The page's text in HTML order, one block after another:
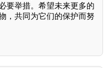
要举措。希望未来更多的
，共同为它们的保护而努